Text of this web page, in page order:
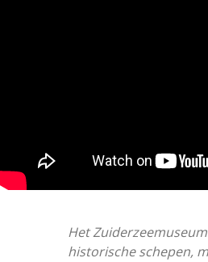
Het
historische schepen,